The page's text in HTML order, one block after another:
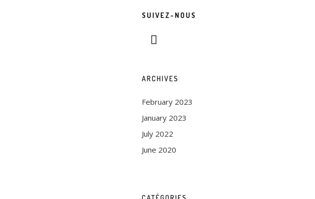
SUIVEZ-NOUS
ARCHIVES
February 2023
January 2023
July 2022
June 2020